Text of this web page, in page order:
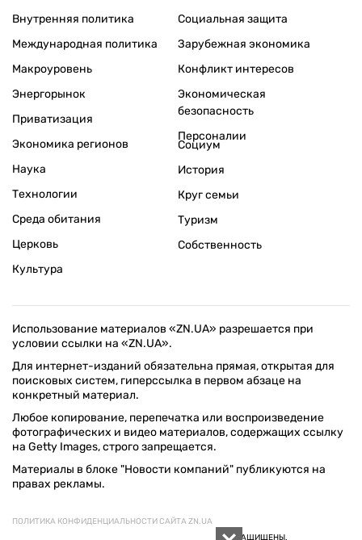
Внутренняя политика
Международная политика
Макроуровень
Энергорынок
Приватизация
Экономика регионов
Социальная защита
Зарубежная экономика
Конфликт интересов
Экономическая
безопасность
Персоналии
Наука
Технологии
Среда обитания
Церковь
Культура
Социум
История
Круг семьи
Туризм
Собственность
Использование материалов «ZN.UA» разрешается при
условии ссылки на «ZN.UA».
Для интернет-изданий обязательна прямая, открытая для
поисковых систем, гиперссылка в первом абзаце на
конкретный материал.
Любое копирование, перепечатка или воспроизведение
фотографических и видео материалов, содержащих ссылку
на Getty Images, строго запрещается.
Материалы в блоке "Новости компаний" публикуются на
правах рекламы.
ПОЛИТИКА КОНФИДЕНЦИАЛЬНОСТИ САЙТА ZN.UA
© 1994–2026 «ЗЕРКАЛО НЕДЕЛИ. УКРАИНА». ВСЕ ПРАВА ЗАЩИЩЕНЫ.